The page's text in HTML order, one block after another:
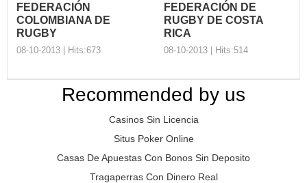
FEDERACIÓN
COLOMBIANA DE
RUGBY
08-10-2013 | Hits:673
COLOMBIANA DE
Organización: Nombre
Completo del Presidente:
Andrés Roberto Gómez
FEDERACIÓN DE
RUGBY DE COSTA
RICA
08-10-2013 | Hits:514
RUGBY DE
COSTA RICA
Organización Nombre
Completo del Presidente:
Juan José Chacón Quirós ...
Recommended by us
Casinos Sin Licencia
Situs Poker Online
Casas De Apuestas Con Bonos Sin Deposito
Tragaperras Con Dinero Real